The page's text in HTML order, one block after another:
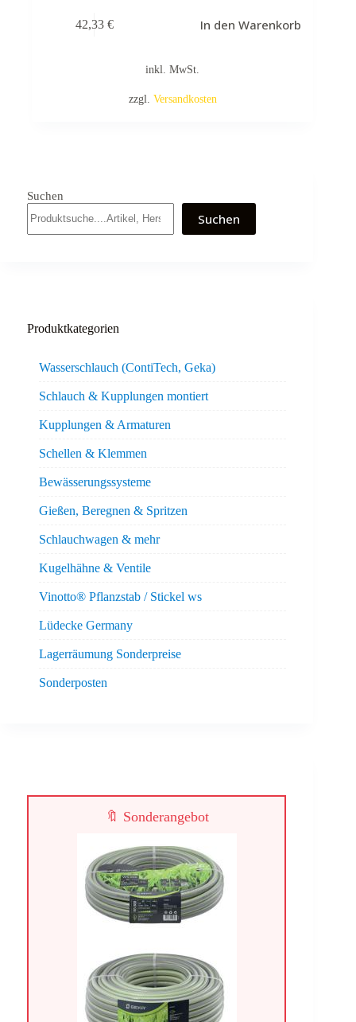
42,33 € In den Warenkorb
inkl. MwSt.
zzgl. Versandkosten
Suchen
Suchen
Produktkategorien
Wasserschlauch (ContiTech, Geka)
Schlauch & Kupplungen montiert
Kupplungen & Armaturen
Schellen & Klemmen
Bewässerungssysteme
Gießen, Beregnen & Spritzen
Schlauchwagen & mehr
Kugelhähne & Ventile
Vinotto® Pflanzstab / Stickel ws
Lüdecke Germany
Lagerräumung Sonderpreise
Sonderposten
🔖 Sonderangebot